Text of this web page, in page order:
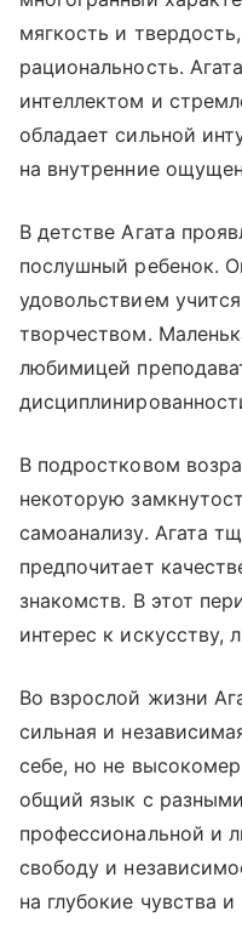
мягкость и
рациональность.
интеллектом и
обладает сильной
на внутренние
В детстве Агата
послушный ребенок.
удовольствием
творчеством.
любимицей
В подростковом
некоторую
самоанализу. Агата
предпочитает
знакомств. В этот
интерес к искусству,
Во взрослой жизни
сильная и
себе, но не
общий язык с
профессиональной и
свободу и
на глубокие чувства